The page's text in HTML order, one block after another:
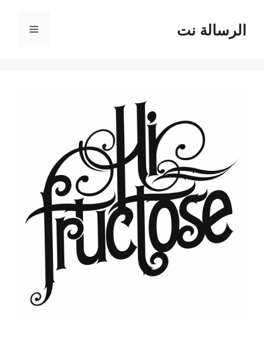
المحتوىالرسالة نت القائمة